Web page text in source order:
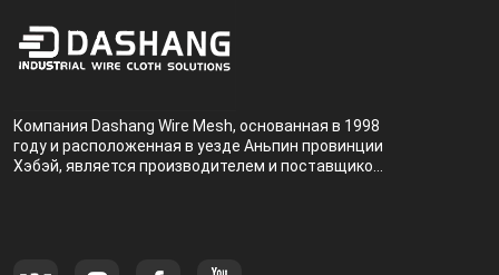
Компания Dashang Wire Mesh, основанная в 1998
году и расположенная в уезде Аньпин провинции
Хэбэй, является производителем и поставщиком,